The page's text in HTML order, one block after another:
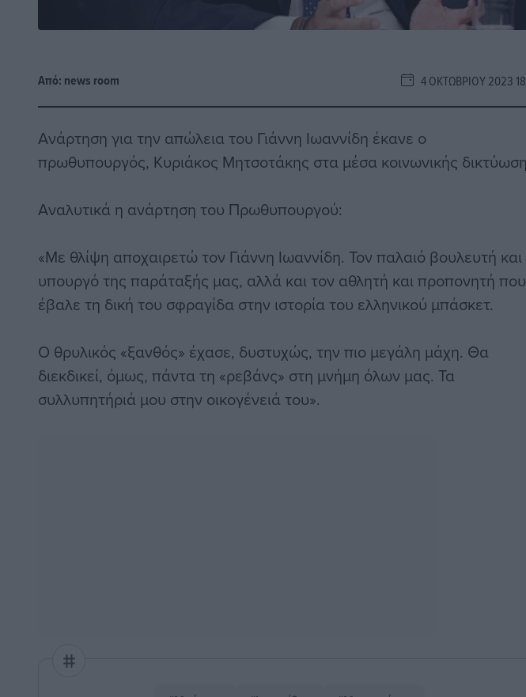
Από: news room 4 ΟΚΤΩΒΡΊΟΥ 2023
Ανάρτηση για την απώλεια του Γιάννη Ιωαννίδη έκανε ο
πρωθυπουργός, Κυριάκος Μητσοτάκης στα μέσα κοινωνικής
Αναλυτικά η ανάρτηση του Πρωθυπουργού:
«Με θλίψη αποχαιρετώ τον Γιάννη Ιωαννίδη. Τον παλαιό βουλευτή και
υπουργό της παράταξής μας, αλλά και τον αθλητή και προπονητή που
έβαλε τη δική του σφραγίδα στην ιστορία του ελληνικού μπάσκετ.
Ο θρυλικός «ξανθός» έχασε, δυστυχώς, την πιο μεγάλη μάχη. Θα
διεκδικεί, όμως, πάντα τη «ρεβάνς» στη μνήμη όλων μας. Τα
συλλυπητήριά μου στην οικογένειά του».